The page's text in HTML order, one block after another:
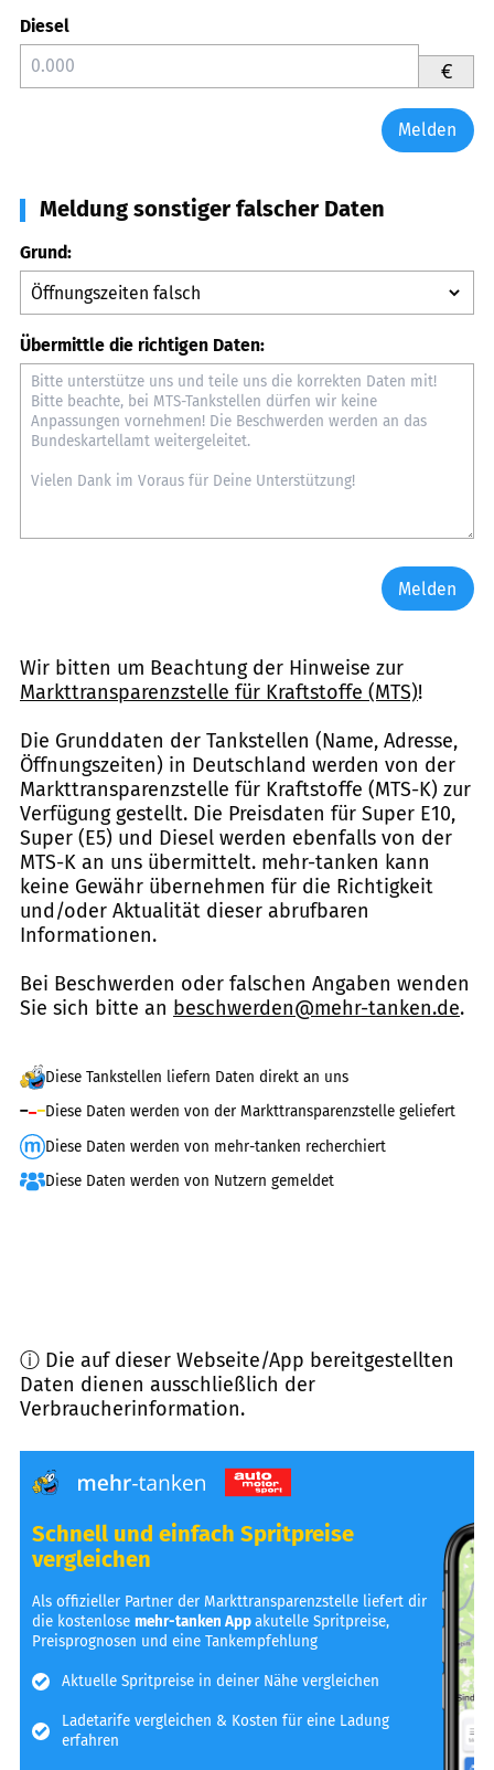
Diesel
€
Melden
Meldung sonstiger falscher Daten
Grund:
Übermittle die richtigen Daten:
Melden
Wir bitten um Beachtung der Hinweise zur
Markttransparenzstelle für Kraftstoffe (MTS)!
Die Grunddaten der Tankstellen (Name, Adresse,
Öffnungszeiten) in Deutschland werden von der
Markttransparenzstelle für Kraftstoffe (MTS-K) zur
Verfügung gestellt. Die Preisdaten für Super E10,
Super (E5) und Diesel werden ebenfalls von der
MTS-K an uns übermittelt. mehr-tanken kann
keine Gewähr übernehmen für die Richtigkeit
und/oder Aktualität dieser abrufbaren
Informationen.
Bei Beschwerden oder falschen Angaben wenden
Sie sich bitte an beschwerden@mehr-tanken.de.
Diese Tankstellen liefern Daten direkt an uns
Diese Daten werden von der Markttransparenzstelle geliefert
Diese Daten werden von mehr-tanken recherchiert
Diese Daten werden von Nutzern gemeldet
ⓘ Die auf dieser Webseite/App bereitgestellten
Daten dienen ausschließlich der
Verbraucherinformation.
Schnell und einfach Spritpreise
vergleichen
Als offizieller Partner der Markttransparenzstelle liefert dir
die kostenlosemehr-tanken Appakutelle Spritpreise,
Preisprognosen und eine Tankempfehlung
Aktuelle Spritpreise in deiner Nähe vergleichen
Ladetarife vergleichen & Kosten für eine Ladung
erfahren